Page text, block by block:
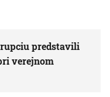
predstavili
verejnom